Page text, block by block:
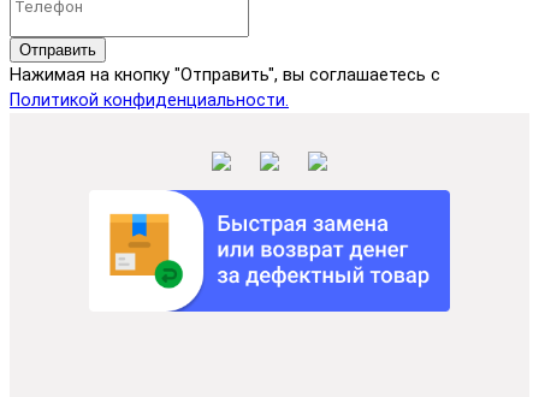
Отправить
Нажимая на кнопку "Отправить", вы соглашаетесь с
Политикой конфиденциальности.